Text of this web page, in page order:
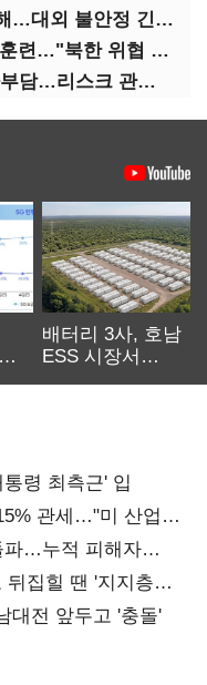
윤 대통령 "국제분쟁 배제 못해…대외 불안정 긴밀대응"
한미일, 해양차단훈련·대해적훈련…"북한 위협 억제"
윤 대통령 "이·팔 사태로 물가부담…리스크 관리 만전 기해야"
배터리 3사, 호남
ESS 시장서
령 최측근' 입
관세…"미 산업
파…누적 피해자
집힐 땐 '지지층
대전 앞두고 '충돌'